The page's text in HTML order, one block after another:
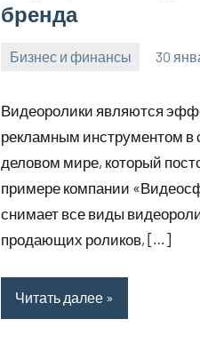
бренда
Бизнес и финансы 30
stroyotdelde
Видеоролики являются
рекламным инструментом в
деловом мире, который
примере компании
снимает все виды
продающих роликов, […]
Читать далее